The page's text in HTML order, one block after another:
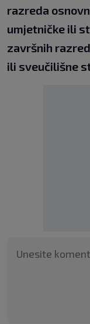
razreda
umjetničke ili
završnih
ili sveučilišne